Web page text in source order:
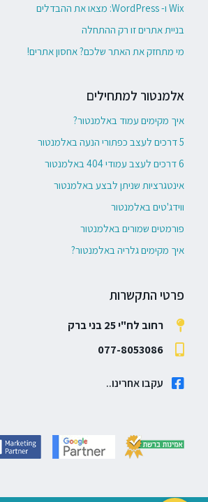
Wix ו- WordPress: מצאו את ההבדלים
בניית אתרים זו רק ההתחלה
מי מתחזק את האתר שלכם? אחסון אתרים!
אלמנטור למתחילים
איך מקימים עמוד באלמנטור?
5 דרכים לעצב כפתורי הנעה באלמנטור
6 דרכים לעצב עמודי 404 באלמנטור
אינטגרציות שניתן לבצע באלמנטור
ווידג'טים באלמנטור
פורמטים שמורים באלמנטור
איך מקימים גלריה באלמנטור?
פרטי התקשרות
רחוב לח"י 25 בני ברק
077-8053086
עקבו אחרינו..